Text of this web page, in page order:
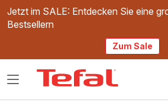
Jetzt im SALE: Entdecken Sie eine
Bestsellern
Zum Sale
Das